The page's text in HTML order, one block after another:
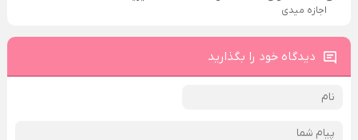
اجازه میدی
دیدگاه خود را بگذارید